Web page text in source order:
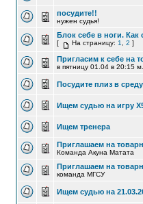
посудите!!
нужен судья!
Блок себе в ноги. Как
[ На страницу: 1 2 ]
Пригласим к себе на
в пятницу 01.04 в 20:15
Посудите плиз в
Ищем судью на игру
Ищем тренера
Приглашаем на
Команда Акуна Матата
Приглашаем на
команда МГСУ
Ищем судью на